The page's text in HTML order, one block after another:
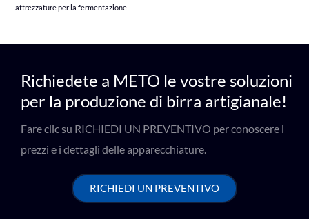
attrezzature per la fermentazione
Richiedete a METO le vostre soluzioni
per la produzione di birra artigianale!
Fare clic su RICHIEDI UN PREVENTIVO per conoscere i
prezzi e i dettagli delle apparecchiature.
RICHIEDI UN PREVENTIVO